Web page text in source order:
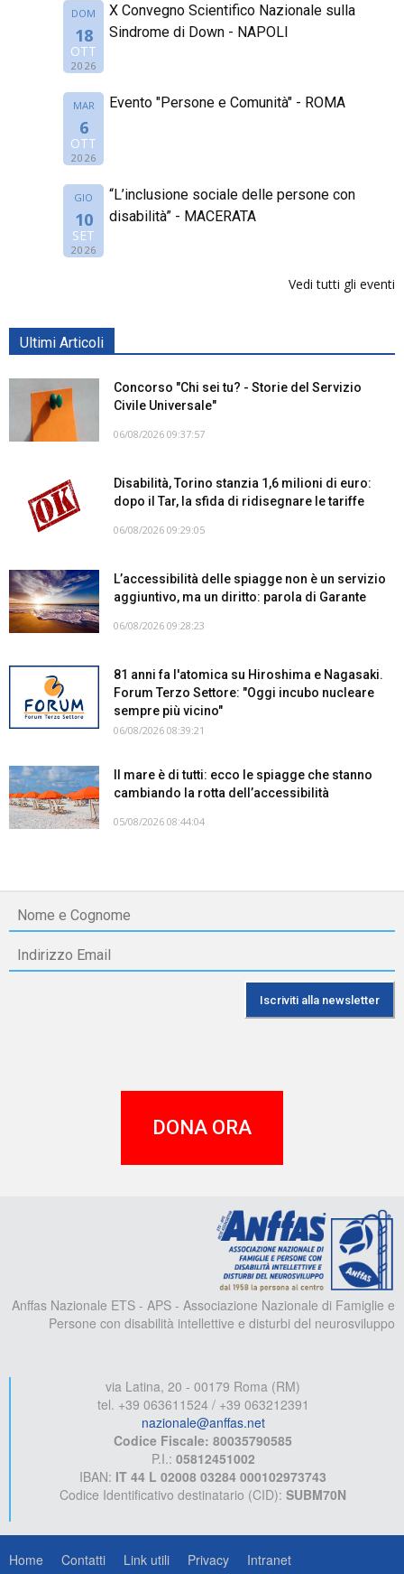
DOM
18
OTT
2026
X Convegno Scientifico Nazionale sulla
Sindrome di Down - NAPOLI
MAR
6
OTT
2026
Evento "Persone e Comunità" - ROMA
GIO
10
SET
2026
“L’inclusione sociale delle persone con
disabilità” - MACERATA
Vedi tutti gli eventi
Ultimi Articoli
Concorso "Chi sei tu? - Storie del Servizio
Civile Universale"
06/08/2026 09:37:57
Disabilità, Torino stanzia 1,6 milioni di euro:
dopo il Tar, la sfida di ridisegnare le tariffe
06/08/2026 09:29:05
L’accessibilità delle spiagge non è un servizio
aggiuntivo, ma un diritto: parola di Garante
06/08/2026 09:28:23
81 anni fa l'atomica su Hiroshima e Nagasaki.
Forum Terzo Settore: "Oggi incubo nucleare
sempre più vicino"
06/08/2026 08:39:21
Il mare è di tutti: ecco le spiagge che stanno
cambiando la rotta dell’accessibilità
05/08/2026 08:44:04
DONA ORA
Anffas Nazionale ETS - APS - Associazione Nazionale di Famiglie e
Persone con disabilità intellettive e disturbi del neurosviluppo
via Latina, 20 - 00179 Roma (RM)
tel. +39 063611524 / +39 063212391
nazionale@anffas.net
Codice Fiscale: 80035790585
P.I.: 05812451002
IBAN: IT 44 L 02008 03284 000102973743
Codice Identificativo destinatario (CID): SUBM70N
Home Contatti Link utili Privacy Intranet